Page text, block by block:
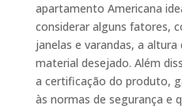
apartamento Americana
considerar alguns fatores,
janelas e varandas, a
material desejado. Além
a certificação do produto,
às normas de segurança e